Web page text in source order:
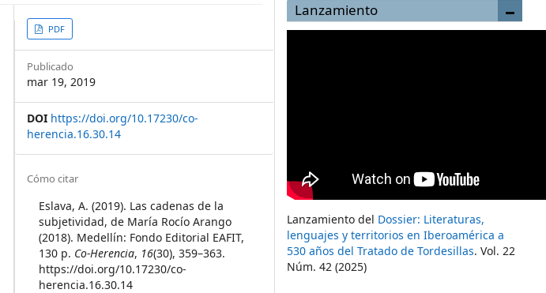
Article
Sidebar
PDF
Publicado
mar 19, 2019
DOI https://doi.org/10.17230/co-
herencia.16.30.14
Article
Details
Cómo citar
Eslava, A. (2019). Las cadenas de la
subjetividad, de María Rocío Arango
(2018). Medellín: Fondo Editorial EAFIT,
130 p. Co-Herencia, 16(30), 359–363.
https://doi.org/10.17230/co-
herencia.16.30.14
Lanzamiento
Lanzamiento del Dossier: Literaturas,
lenguajes y territorios en Iberoamérica a
530 años del Tratado de Tordesillas. Vol. 22
Núm. 42 (2025)